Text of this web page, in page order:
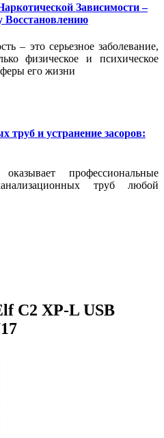
Зависимости –
Восстановлению
– это серьезное заболевание,
физическое и психическое
его жизни
труб и устранение засоров:
оказывает профессиональные
труб любой
C2 XP-L USB